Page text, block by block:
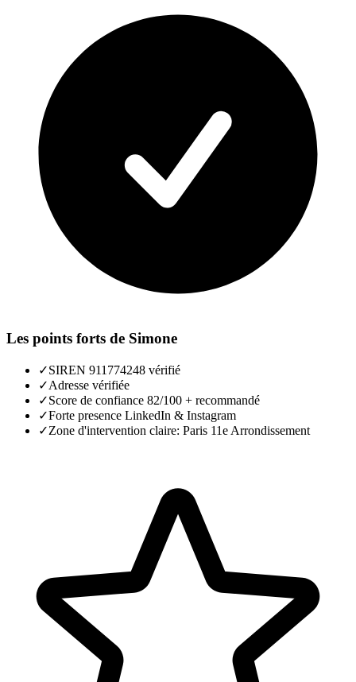
Les points forts de Simone
✓SIREN 911774248 vérifié
✓Adresse vérifiée
✓Score de confiance 82/100 + recommandé
✓Forte presence LinkedIn & Instagram
✓Zone d'intervention claire: Paris 11e Arrondissement